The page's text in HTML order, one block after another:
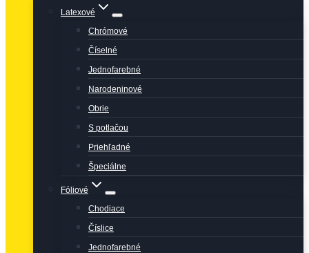
Latexové
Chrómové
Číselné
Jednofarebné
Narodeninové
Obrie
S potlačou
Priehľadné
Špeciálne
Fóliové
Chodiace
Číslice
Jednofarebné